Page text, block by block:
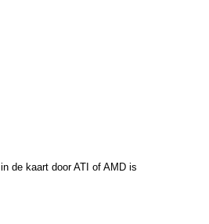
de kaart door ATI of AMD is